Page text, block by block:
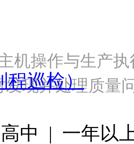
机操作与生产
发现并处理质
程巡检）
中 | 一年以